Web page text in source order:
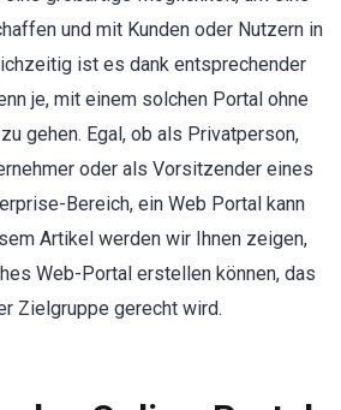
und mit Kunden oder Nutzern in
ist es dank entsprechender
je, mit einem solchen Portal ohne
gehen. Egal, ob als Privatperson,
oder als Vorsitzender eines
Bereich, ein Web Portal kann
Artikel werden wir Ihnen zeigen,
Web-Portal erstellen können, das
Zielgruppe gerecht wird.